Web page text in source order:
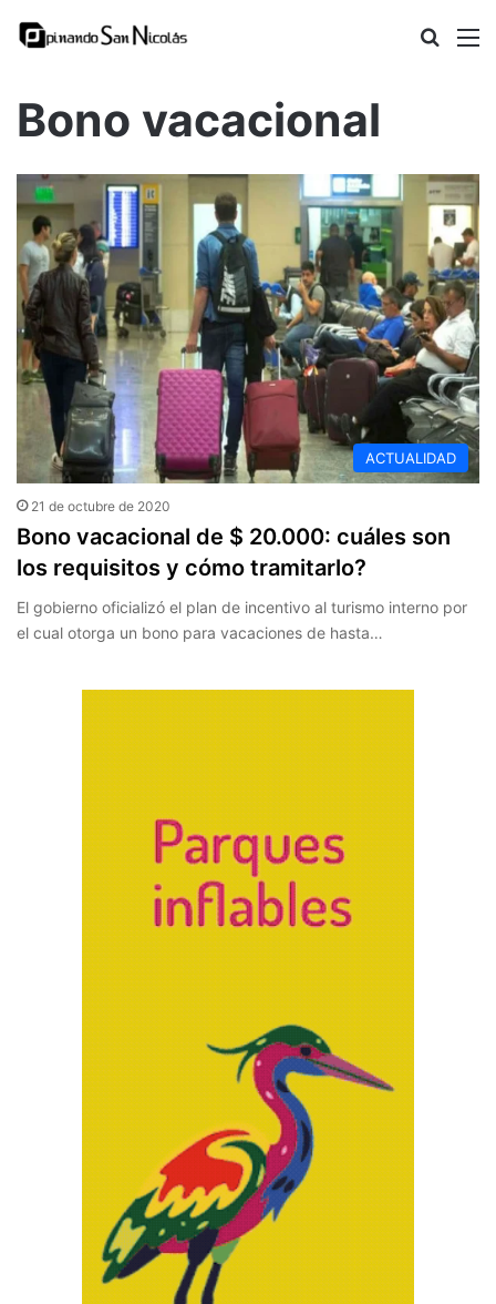
Buscar
Bono vacacional
ACTUALIDAD
21 de octubre de 2020
Bono vacacional de $ 20.000: cuáles son
los requisitos y cómo tramitarlo?
El gobierno oficializó el plan de incentivo al turismo interno por
el cual otorga un bono para vacaciones de hasta…